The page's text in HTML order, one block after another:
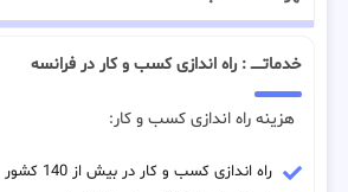
خدماتـــــ : راه اندازی کسب و کار در فرانسه
هزینه راه اندازی کسب و کار:
راه اندازی کسب و کار در بیش از 140 کشور